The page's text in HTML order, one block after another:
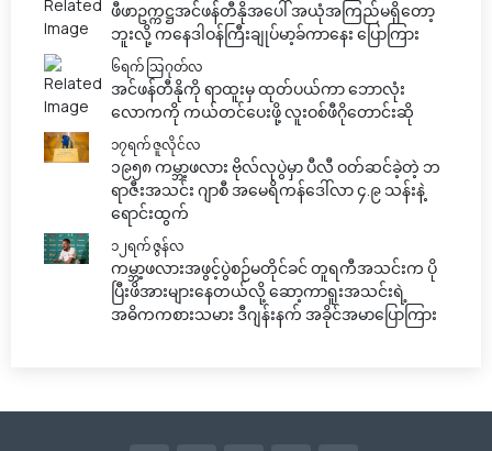
ဖီဖာဥက္ကဋ္ဌအင်ဖန်တီနိုအပေါ် အယုံအကြည်မရှိတော့
ဘူးလို့ ကနေဒါဝန်ကြီးချုပ်မာ့ခ်ကာနေး ပြောကြား
၆ရက် သြဂုတ်လ
အင်ဖန်တီနိုကို ရာထူးမှ ထုတ်ပယ်ကာ ဘောလုံး
လောကကို ကယ်တင်ပေးဖို့ လူးဝစ်ဖီဂိုတောင်းဆို
၁၇ရက် ဇူလိုင်လ
၁၉၅၈ ကမ္ဘာ့ဖလား ဗိုလ်လုပွဲမှာ ပီလီ ဝတ်ဆင်ခဲ့တဲ့ ဘ
ရာဇီးအသင်း ဂျာစီ အမေရိကန်ဒေါ်လာ ၄.၉ သန်းနဲ့
ရောင်းထွက်
၁၂ရက် ဇွန်လ
ကမ္ဘာ့ဖလားအဖွင့်ပွဲစဉ်မတိုင်ခင် တူရကီအသင်းက ပို
ပြီးဖိအားများနေတယ်လို့ ဆော့ကာရူးအသင်းရဲ့
အဓိကကစားသမား ဒီဂျန်းနက် အခိုင်အမာပြောကြား